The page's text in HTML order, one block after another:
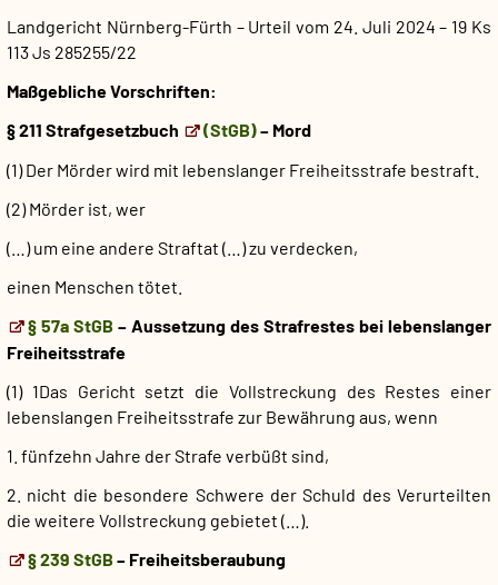
Landgericht Nürnberg-Fürth – Urteil vom 24. Juli 2024 – 19 Ks
113 Js 285255/22
Maßgebliche Vorschriften:
§ 211 Strafgesetzbuch
(StGB)– Mord
(1) Der Mörder wird mit lebenslanger Freiheitsstrafe bestraft.
(2) Mörder ist, wer
(…) um eine andere Straftat (…) zu verdecken,
einen Menschen tötet.
§ 57a StGB– Aussetzung des Strafrestes bei lebenslanger
Freiheitsstrafe
(1) 1Das Gericht setzt die Vollstreckung des Restes einer
lebenslangen Freiheitsstrafe zur Bewährung aus, wenn
1. fünfzehn Jahre der Strafe verbüßt sind,
2. nicht die besondere Schwere der Schuld des Verurteilten
die weitere Vollstreckung gebietet (…).
§ 239 StGB– Freiheitsberaubung